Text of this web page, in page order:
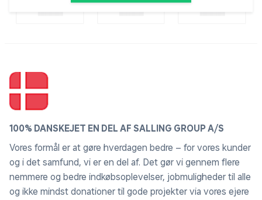
100% DANSKEJET EN DEL AF SALLING GROUP A/S
Vores formål er at gøre hverdagen bedre – for vores kunder
og i det samfund, vi er en del af. Det gør vi gennem flere
nemmere og bedre indkøbsoplevelser, jobmuligheder til alle
og ikke mindst donationer til gode projekter via vores ejere